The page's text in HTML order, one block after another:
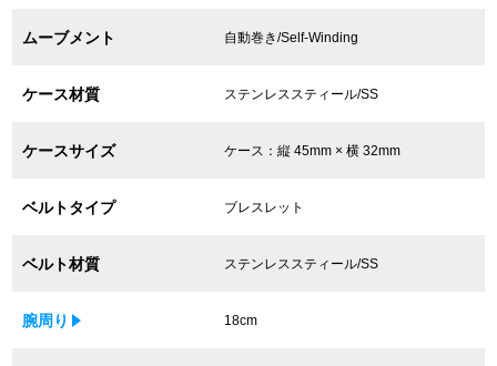
買取・下取りをご希望の方
買取・下取りはこちら
買取専門サロン
ムーブメント 自動巻き/Self-Winding
ケース材質 ステンレススティール/SS
ケースサイズ ケース：縦 45mm × 横 32mm
ベルトタイプ ブレスレット
ベルト材質 ステンレススティール/SS
腕周り 18cm